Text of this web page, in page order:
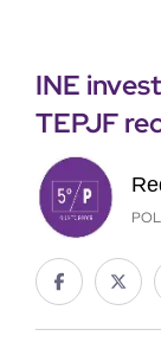
INE
TEPJF